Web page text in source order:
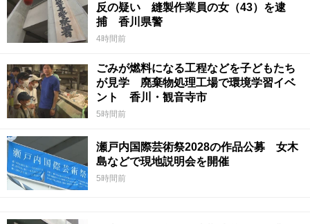
反の疑い 縫製作業員の女（43）を逮
捕 香川県警
4時間前
ごみが燃料になる工程などを子どもたち
が見学 廃棄物処理工場で環境学習イベ
ント 香川・観音寺市
5時間前
瀬戸内国際芸術祭2028の作品公募 女木
島などで現地説明会を開催
5時間前